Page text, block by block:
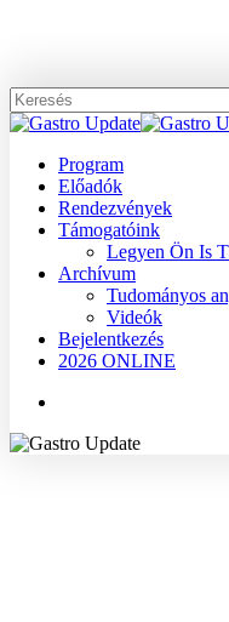
content
Close
Menu
Program
Előadók
Rendezvények
Támogatóink
Legyen Ön Is
Archívum
Tudományos
Videók
Bejelentkezés
2026 ONLINE